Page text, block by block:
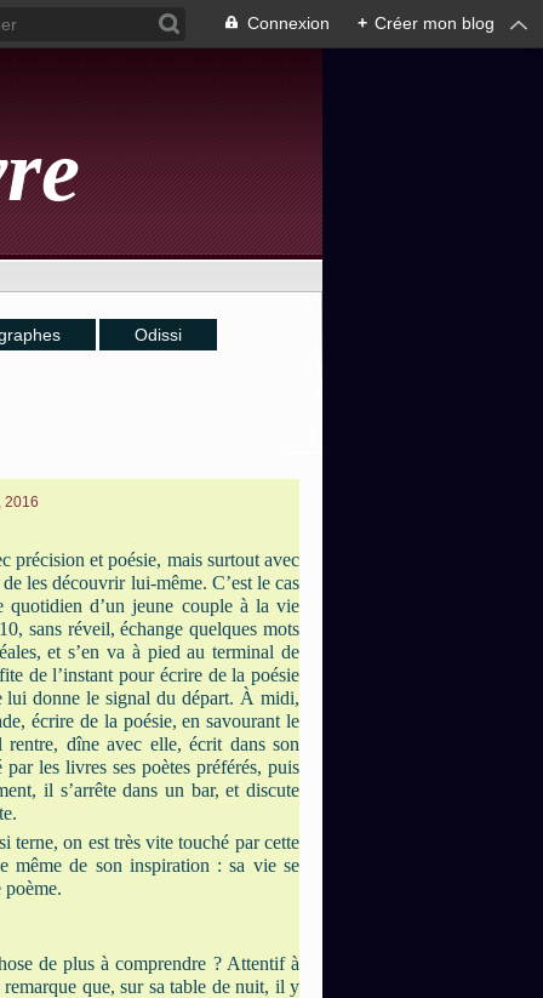
Connexion + Créer mon blog
Odissi
précision et poésie, mais surtout avec
les découvrir lui-même. C’est le cas
quotidien d’un jeune couple à la vie
sans réveil, échange quelques mots
et s’en va à pied au terminal de
de l’instant pour écrire de la poésie
lui donne le signal du départ. À midi,
écrire de la poésie, en savourant le
dîne avec elle, écrit dans son
les livres ses poètes préférés, puis
il s’arrête dans un bar, et discute
terne, on est très vite touché par cette
même de son inspiration : sa vie se
de plus à comprendre ? Attentif à
que, sur sa table de nuit, il y